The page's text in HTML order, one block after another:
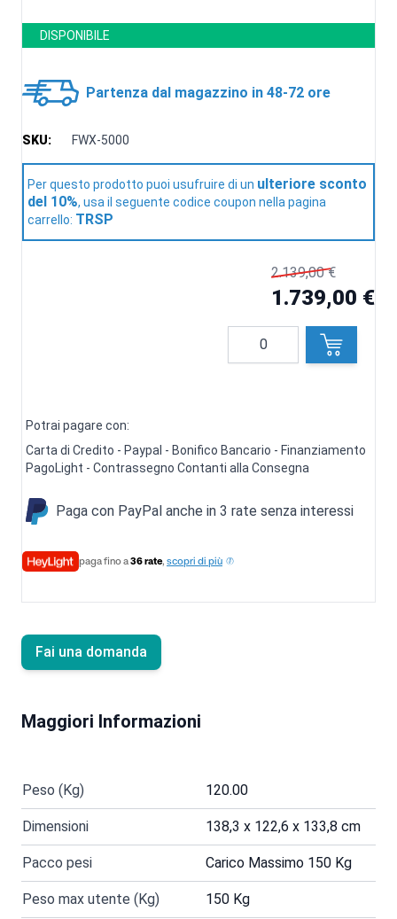
DISPONIBILE
Partenza dal magazzino in 48-72 ore
SKU: FWX-5000
Per questo prodotto puoi usufruire di un ulteriore sconto
del 10%, usa il seguente codice coupon nella pagina
carrello: TRSP
2.139,00 €
1.739,00 €
Quantità
Potrai pagare con:
Carta di Credito - Paypal - Bonifico Bancario - Finanziamento
PagoLight - Contrassegno Contanti alla Consegna
Paga con PayPal anche in 3 rate senza interessi
paga fino a36 rate, scopri di più
Fai una domanda
Maggiori Informazioni
Peso (Kg) 120.00
Dimensioni 138,3 x 122,6 x 133,8 cm
Pacco pesi Carico Massimo 150 Kg
Peso max utente (Kg) 150 Kg